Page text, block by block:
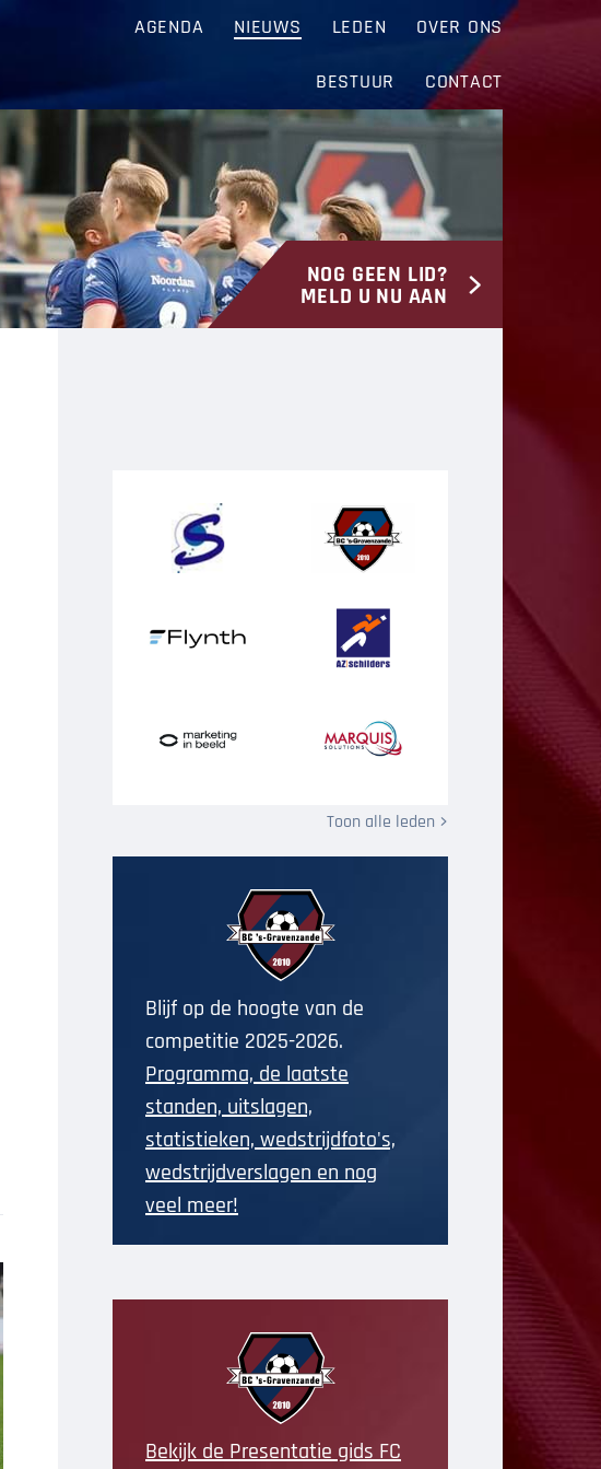
AGENDA NIEUWS LEDEN OVER ONS
BESTUUR CONTACT
NOG GEEN LID?
MELD U NU AAN
Toon alle leden
Blijf op de hoogte van de
competitie 2025-2026.
Programma, de laatste
standen, uitslagen,
statistieken, wedstrijdfoto's,
wedstrijdverslagen en nog
veel meer!
Bekijk de Presentatie gids FC